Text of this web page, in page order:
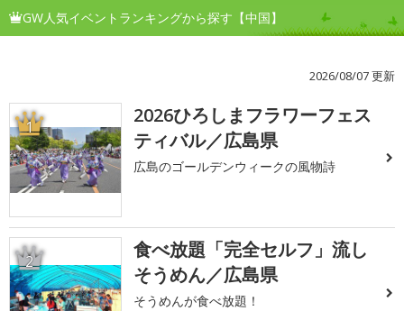
GW人気イベントランキングから探す【中国】
2026/08/07 更新
1
2026ひろしまフラワーフェス
ティバル／広島県
広島のゴールデンウィークの風物詩
2
食べ放題「完全セルフ」流し
そうめん／広島県
そうめんが食べ放題！